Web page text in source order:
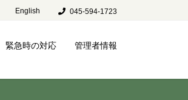
English 045-594-1723
緊急時の対応 管理者情報